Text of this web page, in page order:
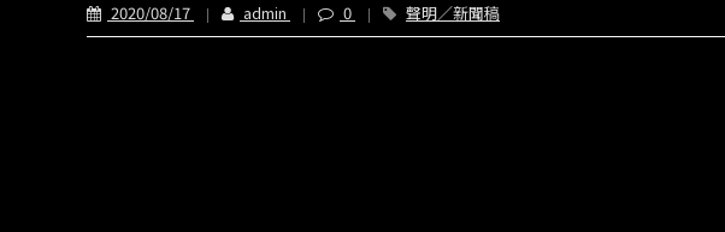
2020/08/17 admin 0 聲明／新聞稿